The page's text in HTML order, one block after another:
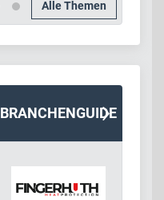
Alle Themen
BRANCHENGUIDE